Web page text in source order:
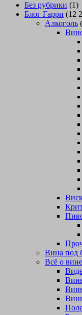
Без рубрики (1)
Блог Гарри (12
Алкоголь
Вина под
Всё о вине